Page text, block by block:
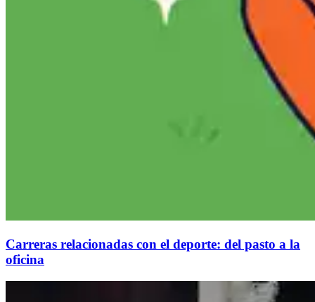
Carreras relacionadas con el deporte: del pasto a la
oficina